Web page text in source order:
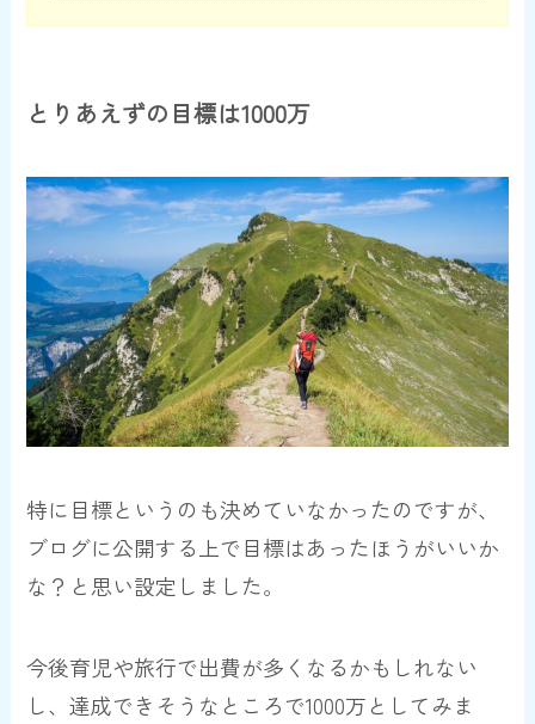
とりあえずの目標は1000万
特に目標というのも決めていなかったのですが、
ブログに公開する上で目標はあったほうがいいか
な？と思い設定しました。
今後育児や旅行で出費が多くなるかもしれない
し、達成できそうなところで1000万としてみま